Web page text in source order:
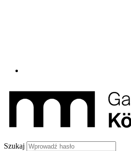
Szukaj